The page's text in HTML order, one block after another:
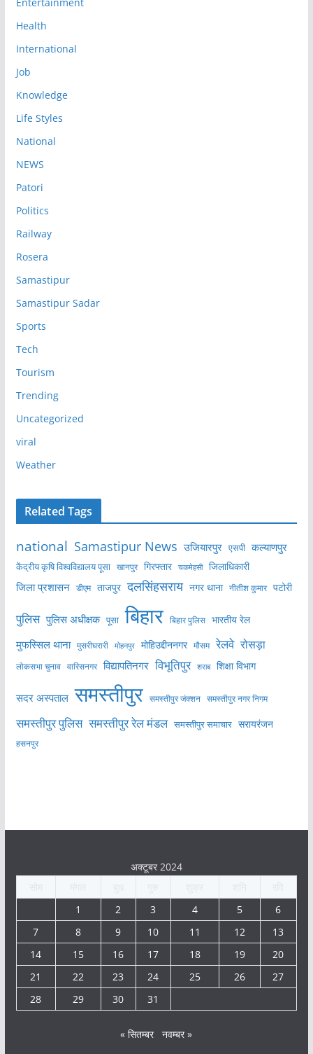
Health
International
Job
Knowledge
Life Styles
National
NEWS
Patori
Politics
Railway
Rosera
Samastipur
Samastipur Sadar
Sports
Tech
Tourism
Trending
Uncategorized
viral
Weather
Related Tags
national Samastipur News उजियारपुर एसपी कल्याणपुर
केंद्रीय कृषि विश्वविद्यालय पूसा खानपुर गिरफ्तार चकमेहसी जिलाधिकारी
जिला प्रशासन डीएम ताजपुर दलसिंहसराय नगर थाना नीतीश कुमार पटोरी
पुलिस पुलिस अधीक्षक पूसा बिहार बिहार पुलिस भारतीय रेल
मुफस्सिल थाना मुसरीघरारी मोहनपुर मोहिउद्दीननगर मौसम रेलवे रोसड़ा
लोकसभा चुनाव वारिसनगर विद्यापतिनगर विभूतिपुर शराब शिक्षा विभाग
सदर अस्पताल समस्तीपुर समस्तीपुर जंक्शन समस्तीपुर नगर निगम
समस्तीपुर पुलिस समस्तीपुर रेल मंडल समस्तीपुर समाचार सरायरंजन
हसनपुर
अक्टूबर 2024
1
2 3 4 5
6
7
8 9 10 11 12
13
14
15 16 17 18 19
20
21
22 23 24 25 26
27
28
29 30 31
« सितम्बर नवम्बर »